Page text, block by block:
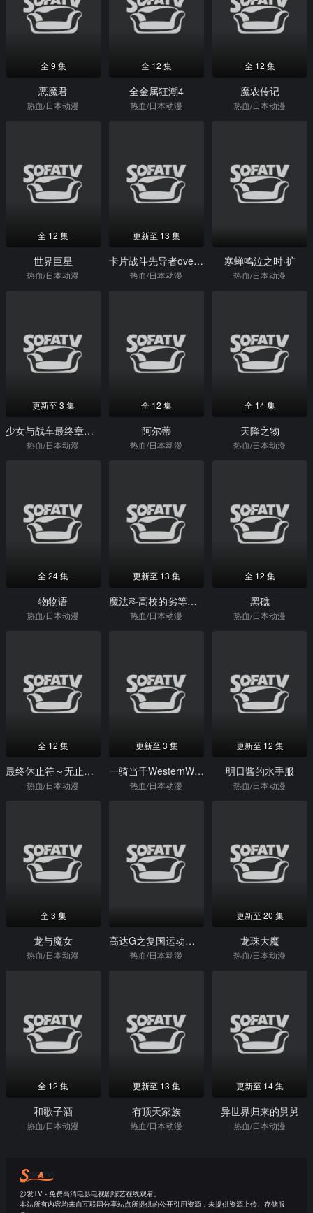
全 9 集
恶魔君
热血/日本动漫
全 12 集
全金属狂潮4
热血/日本动漫
全 12 集
魔农传记
热血/日本动漫
全 12 集
世界巨星
热血/日本动漫
更新至 13 集
卡片战斗先导者overDress第三季
热血/日本动漫
寒蝉鸣泣之时·扩
热血/日本动漫
更新至 3 集
少女与战车最终章第3话
热血/日本动漫
全 12 集
阿尔蒂
热血/日本动漫
全 14 集
天降之物
热血/日本动漫
全 24 集
物物语
热血/日本动漫
更新至 13 集
魔法科高校的劣等生来访者篇
热血/日本动漫
全 12 集
黑礁
热血/日本动漫
全 12 集
最终休止符～无止境的螺旋物语～
热血/日本动漫
更新至 3 集
一骑当千WesternWolves
热血/日本动漫
更新至 12 集
明日酱的水手服
热血/日本动漫
全 3 集
龙与魔女
热血/日本动漫
高达G之复国运动剧场版IV在激斗中呼唤爱
热血/日本动漫
更新至 20 集
龙珠大魔
热血/日本动漫
全 12 集
和歌子酒
热血/日本动漫
更新至 13 集
有顶天家族
热血/日本动漫
更新至 14 集
异世界归来的舅舅
热血/日本动漫
沙发TV - 免费高清电影电视剧综艺在线观看。
本站所有内容均来自互联网分享站点所提供的公开引用资源，未提供资源上传、存储服